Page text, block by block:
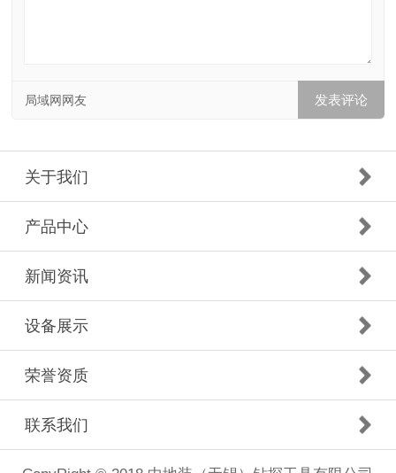
局域网网友
关于我们
产品中心
新闻资讯
设备展示
荣誉资质
联系我们